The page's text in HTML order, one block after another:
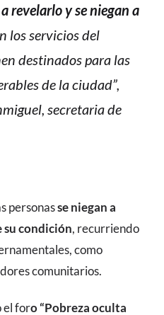
revelarlo y se niegan a
los servicios del
destinados para las
de la ciudad”,
secretaria de
personasse niegan a
condición, recurriendo
como
comunitarios.
el foro “Pobreza oculta